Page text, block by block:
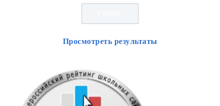
Просмотреть результаты